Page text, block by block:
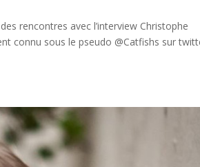
rencontres avec l’interview Christophe
connu sous le pseudo @Catfishs sur